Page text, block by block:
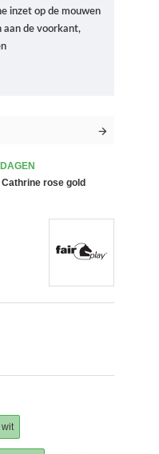
inzet op de mouwen
aan de voorkant,
rose gold
wit